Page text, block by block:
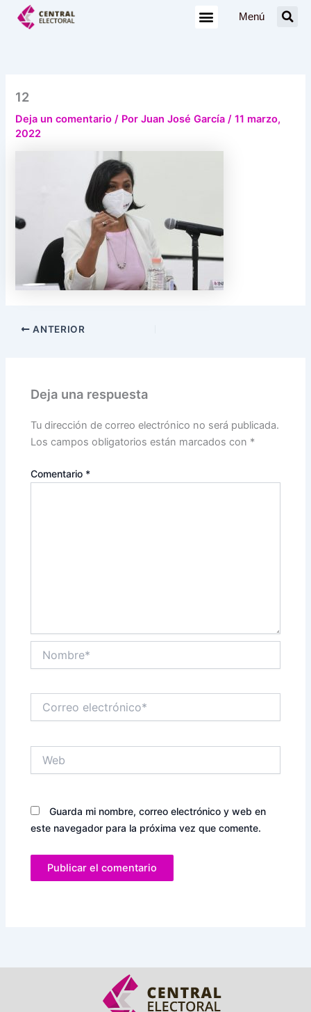
Menú
12
Deja un comentario / PorJuan José García/11 marzo,
2022
ANTERIOR
Deja una respuesta
Tu dirección de correo electrónico no será publicada.
Los campos obligatorios están marcados con *
Comentario *
electrónico*
Guarda mi nombre, correo electrónico y web en
este navegador para la próxima vez que comente.